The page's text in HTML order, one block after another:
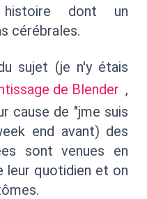
dont un
cérébrales.
sujet (je n'y étais
de Blender ,
cause de "jme suis
end avant) des
sont venues en
leur quotidien et on